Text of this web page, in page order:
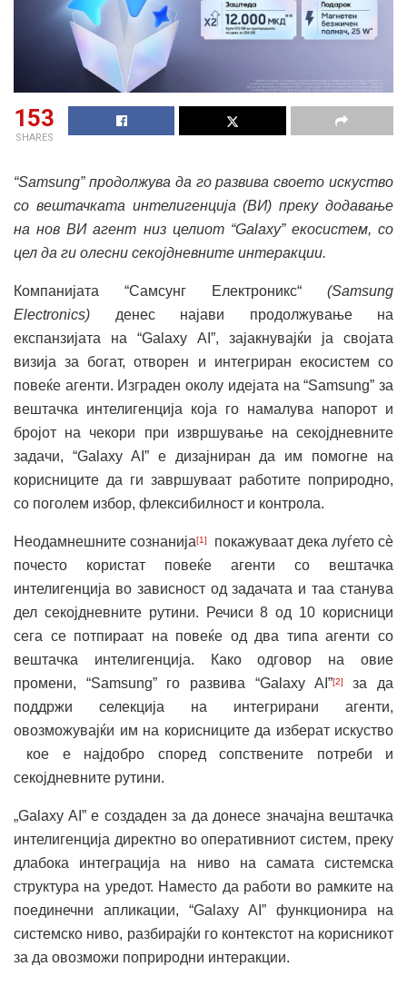
153
SHARES
“Samsung” продолжува да го развива своето искуство
со вештачката интелигенција (ВИ) преку додавање
на нов ВИ агент низ целиот “Galaxy” екосистем, со
цел да ги олесни секојдневните интеракции.
Компанијата “Самсунг Електроникс“ (Samsung
Electronics) денес најави продолжување на
експанзијата на “Galaxy AI”, зајакнувајќи ја својата
визија за богат, отворен и интегриран екосистем со
повеќе агенти. Изграден околу идејата на “Samsung” за
вештачка интелигенција која го намалува напорот и
бројот на чекори при извршување на секојдневните
задачи, “Galaxy AI” е дизајниран да им помогне на
корисниците да ги завршуваат работите поприродно,
со поголем избор, флексибилност и контрола.
Неодамнешните сознанија[1]
покажуваат дека луѓето сè
почесто користат повеќе агенти со вештачка
интелигенција во зависност од задачата и таа станува
дел секојдневните рутини. Речиси 8 од 10 корисници
сега се потпираат на повеќе од два типа агенти со
вештачка интелигенција. Како одговор на овие
промени, “Samsung” го развива “Galaxy AI”[2]
за да
поддржи селекција на интегрирани агенти,
овозможувајќи им на корисниците да изберат искуство
кое е најдобро според сопствените потреби и
секојдневните рутини.
„Galaxy AI” е создаден за да донесе значајна вештачка
интелигенција директно во оперативниот систем, преку
длабока интеграција на ниво на самата системска
структура на уредот. Наместо да работи во рамките на
поединечни апликации, “Galaxy AI” функционира на
системско ниво, разбирајќи го контекстот на корисникот
за да овозможи поприродни интеракции.